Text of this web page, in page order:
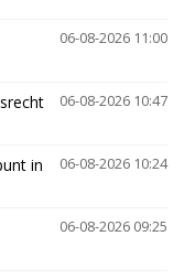
06-08-2026 11:00
06-08-2026 10:47
06-08-2026 10:24
in
06-08-2026 09:25